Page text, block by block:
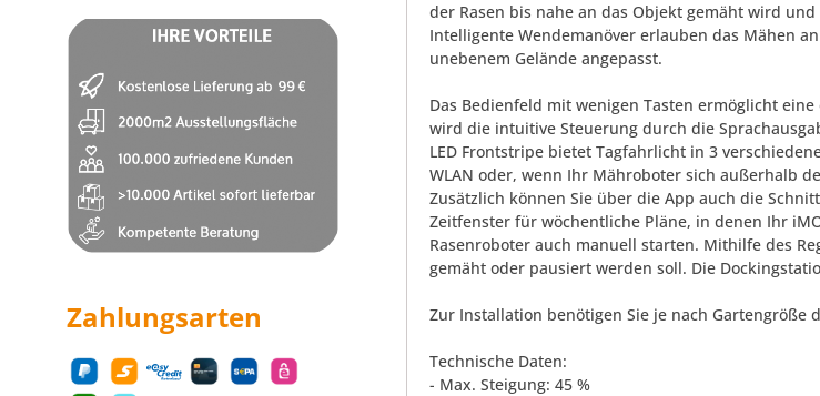
Zahlungsarten
der Rasen bis nahe an das Objekt gemäht wird
Intelligente Wendemanöver erlauben das Mähen
unebenem Gelände angepasst.
Das Bedienfeld mit wenigen Tasten ermöglicht
wird die intuitive Steuerung durch die
LED Frontstripe bietet Tagfahrlicht in 3
WLAN oder, wenn Ihr Mähroboter sich außerhalb
Zusätzlich können Sie über die App auch die
Zeitfenster für wöchentliche Pläne, in denen Ihr
Rasenroboter auch manuell starten. Mithilfe des
gemäht oder pausiert werden soll. Die
Zur Installation benötigen Sie je nach
Technische Daten:
- Max. Steigung: 45 %